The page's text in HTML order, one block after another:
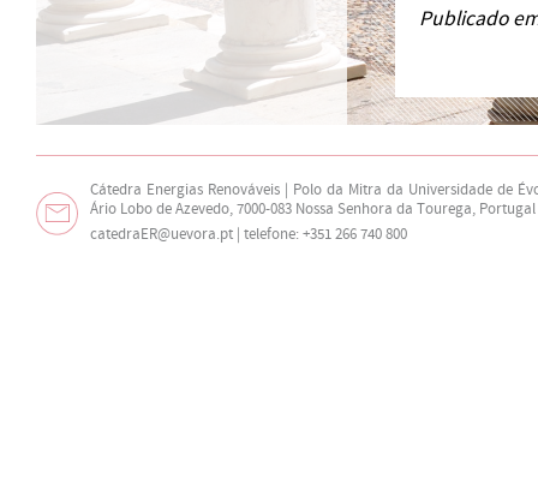
Publicado
Cátedra Energias Renováveis | Polo da Mitra da Universidade de
Ário Lobo de Azevedo, 7000-083 Nossa Senhora da Tourega, Portugal
catedraER@uevora.pt | telefone: +351 266 740 800